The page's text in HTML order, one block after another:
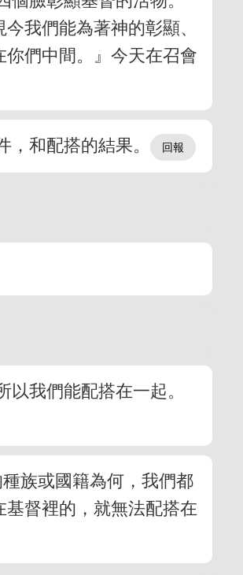
我們能為著神的彰顯、
們中間。』今天在召會
，和配搭的結果。
我們能配搭在一起。
族或國籍為何，我們都
督裡的，就無法配搭在